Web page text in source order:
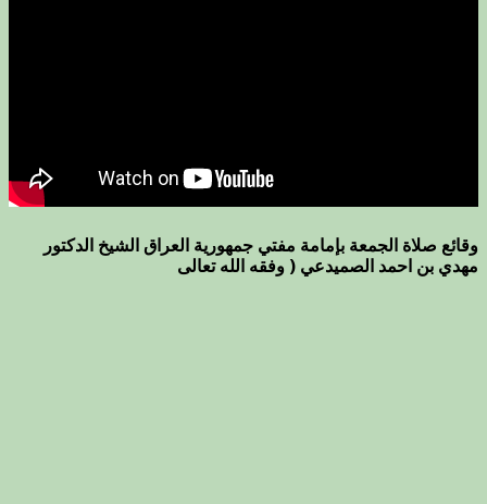
وقائع صلاة الجمعة بإمامة مفتي جمهورية العراق الشيخ الدكتور
مهدي بن احمد الصميدعي ( وفقه الله تعالى